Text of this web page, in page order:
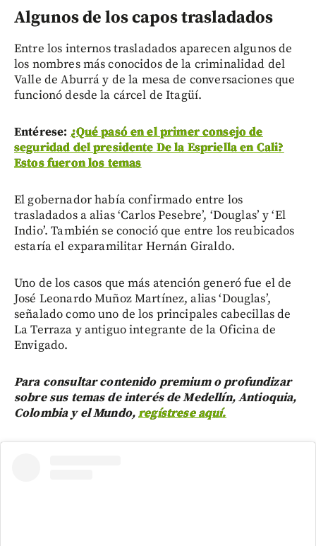
Algunos de los capos trasladados
Entre los internos trasladados aparecen algunos de
los nombres más conocidos de la criminalidad del
Valle de Aburrá y de la mesa de conversaciones que
funcionó desde la cárcel de Itagüí.
Entérese: ¿Qué pasó en el primer consejo de
seguridad del presidente De la Espriella en Cali?
Estos fueron los temas
El gobernador había confirmado entre los
trasladados a alias ‘Carlos Pesebre’, ‘Douglas’ y ‘El
Indio’. También se conoció que entre los reubicados
estaría el exparamilitar Hernán Giraldo.
Uno de los casos que más atención generó fue el de
José Leonardo Muñoz Martínez, alias ‘Douglas’,
señalado como uno de los principales cabecillas de
La Terraza y antiguo integrante de la Oficina de
Envigado.
Para consultar contenido premium o profundizar
sobre sus temas de interés de Medellín, Antioquia,
Colombia y el Mundo,regístrese aquí.